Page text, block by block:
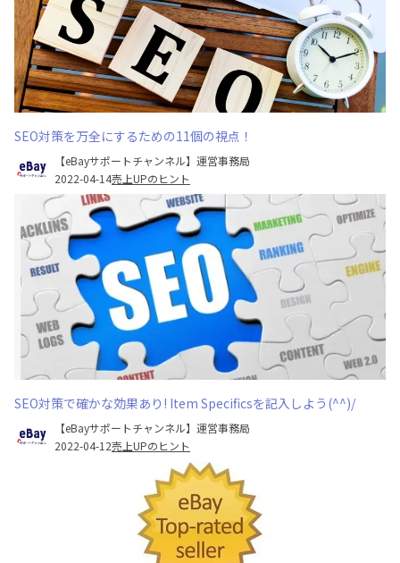
SEO対策を万全にするための11個の視点！
【eBayサポートチャンネル】運営事務局
2022-04-14売上UPのヒント
SEO対策で確かな効果あり! Item Specificsを記入しよう(^^)/
【eBayサポートチャンネル】運営事務局
2022-04-12売上UPのヒント